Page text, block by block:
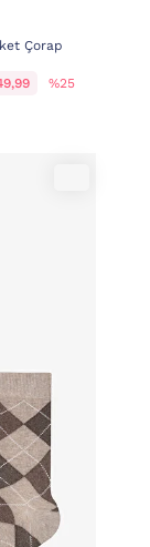
Çorap
%25